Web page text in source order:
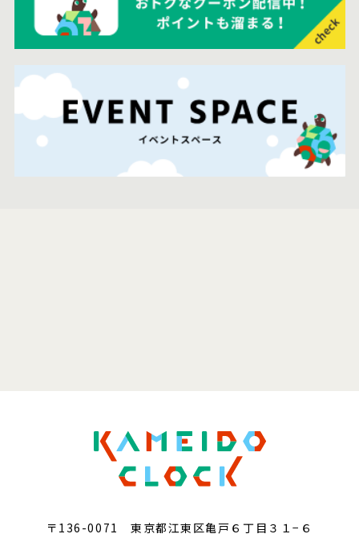
〒136-0071 東京都江東区亀戸６丁目３１−６